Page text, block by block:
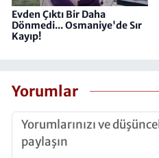
Evden Çıktı Bir Daha
Dönmedi... Osmaniye'de Sır
Kayıp!
Yorumlar